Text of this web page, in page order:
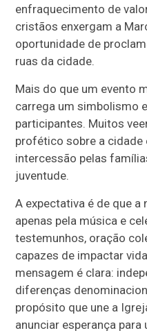
enfraquecimento de
cristãos enxergam a
oportunidade de
ruas da cidade.
Mais do que um evento
carrega um simbolismo
participantes. Muitos
profético sobre a cidade
intercessão pelas
juventude.
A expectativa é de que
apenas pela música e
testemunhos, oração
capazes de impactar
mensagem é clara:
diferenças
propósito que une a
anunciar esperança